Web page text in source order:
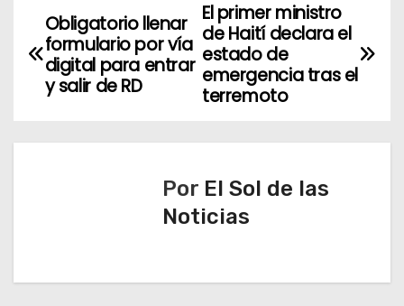
N
a
e
i
El primer ministro
de Haití declara el
estado de
emergencia tras el
terremoto
Obligatorio llenar
formulario por vía
digital para entrar
y salir de RD
Por El Sol de las
Noticias